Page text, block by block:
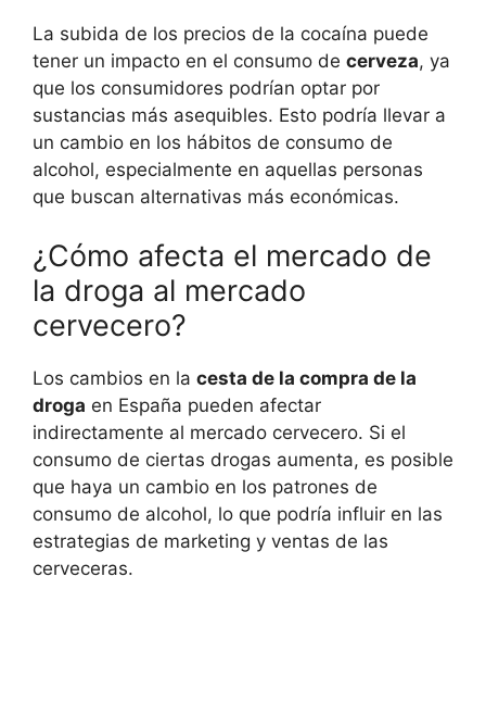
La subida de los precios de la cocaína puede
tener un impacto en el consumo de cerveza, ya
que los consumidores podrían optar por
sustancias más asequibles. Esto podría llevar a
un cambio en los hábitos de consumo de
alcohol, especialmente en aquellas personas
que buscan alternativas más económicas.
¿Cómo afecta el mercado de
la droga al mercado
cervecero?
Los cambios en la cesta de la compra de la
droga en España pueden afectar
indirectamente al mercado cervecero. Si el
consumo de ciertas drogas aumenta, es posible
que haya un cambio en los patrones de
consumo de alcohol, lo que podría influir en las
estrategias de marketing y ventas de las
cerveceras.